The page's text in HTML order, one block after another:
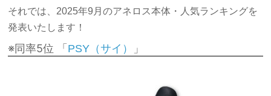
それでは、2025年9月のアネロス本体・人気ランキングを
発表いたします！
※同率5位 「PSY（サイ） 」